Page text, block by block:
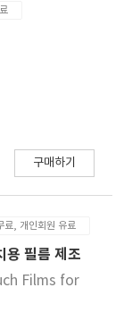
구매하기
료, 개인회원 유료
용 필름 제조
Films for